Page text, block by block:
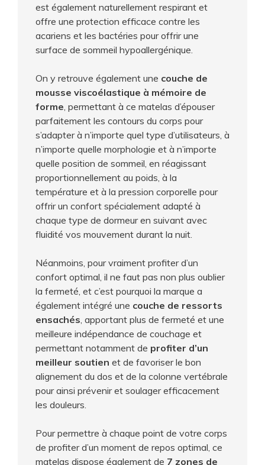
est également naturellement respirant et
offre une protection efficace contre les
acariens et les bactéries pour offrir une
surface de sommeil hypoallergénique.
On y retrouve également une couche de
mousse viscoélastique à mémoire de
forme , permettant à ce matelas d’épouser
parfaitement les contours du corps pour
s’adapter à n’importe quel type d’utilisateurs, à
n’importe quelle morphologie et à n’importe
quelle position de sommeil, en réagissant
proportionnellement au poids, à la
température et à la pression corporelle pour
offrir un confort spécialement adapté à
chaque type de dormeur en suivant avec
fluidité vos mouvement durant la nuit.
Néanmoins, pour vraiment profiter d’un
confort optimal, il ne faut pas non plus oublier
la fermeté, et c’est pourquoi la marque a
également intégré une couche de ressorts
ensachés , apportant plus de fermeté et une
meilleure indépendance de couchage et
permettant notamment de profiter d’un
meilleur soutien et de favoriser le bon
alignement du dos et de la colonne vertébrale
pour ainsi prévenir et soulager efficacement
les douleurs.
Pour permettre à chaque point de votre corps
de profiter d’un moment de repos optimal, ce
matelas dispose également de 7 zones de